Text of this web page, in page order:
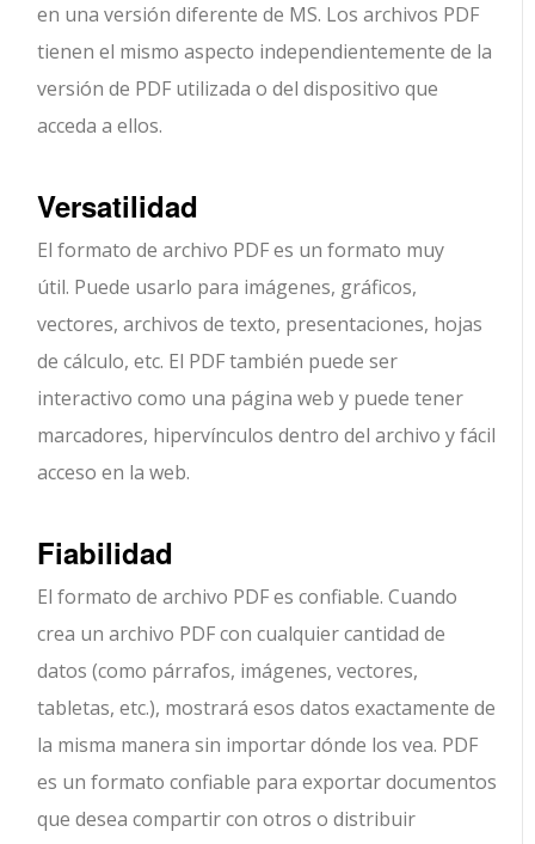
en una versión diferente de MS. Los archivos PDF
tienen el mismo aspecto independientemente de la
versión de PDF utilizada o del dispositivo que
acceda a ellos.
Versatilidad
El formato de archivo PDF es un formato muy
útil. Puede usarlo para imágenes, gráficos,
vectores, archivos de texto, presentaciones, hojas
de cálculo, etc. El PDF también puede ser
interactivo como una página web y puede tener
marcadores, hipervínculos dentro del archivo y fácil
acceso en la web.
Fiabilidad
El formato de archivo PDF es confiable. Cuando
crea un archivo PDF con cualquier cantidad de
datos (como párrafos, imágenes, vectores,
tabletas, etc.), mostrará esos datos exactamente de
la misma manera sin importar dónde los vea. PDF
es un formato confiable para exportar documentos
que desea compartir con otros o distribuir